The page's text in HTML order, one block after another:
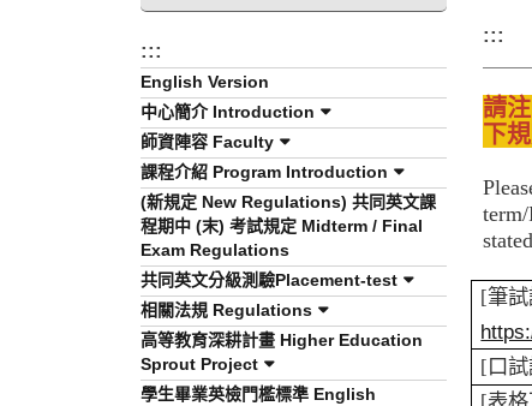
:::
English Version
中心簡介 Introduction
師資陣容 Faculty
課程介紹 Program Introduction
(新規定 New Regulations) 共同英文課
程期中 (末) 考試規定 Midterm / Final
Exam Regulations
共同英文分級測驗Placement-test
相關法規 Regulations
高等教育深耕計畫 Higher Education
Sprout Project
學生畢業英檢門檻標準 English
:::
請
下
[筆
[ 口